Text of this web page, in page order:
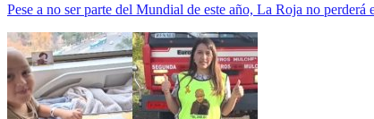
Pese a no ser parte del Mundial de este año, La Roja no